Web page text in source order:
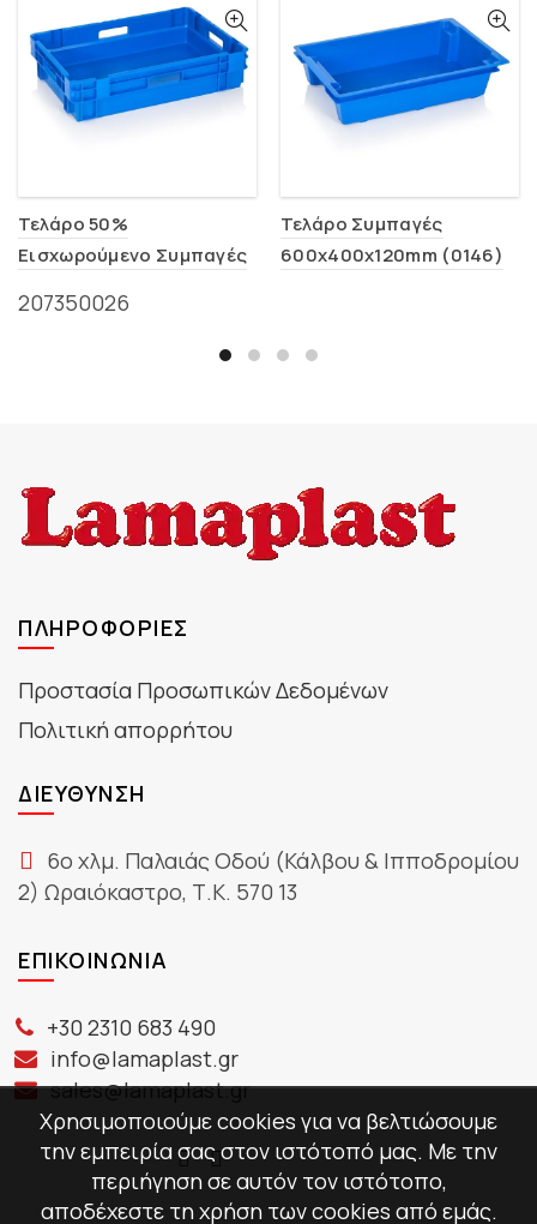
Τελάρο 50%
Εισχωρούμενο Συμπαγές
207350026
Τελάρο Συμπαγές
600x400x120mm (0146)
ΠΛΗΡΟΦΟΡΊΕΣ
Προστασία Προσωπικών Δεδομένων
Πολιτική απορρήτου
ΔΙΕΎΘΥΝΣΗ
6ο χλμ. Παλαιάς Οδού (Κάλβου & Ιπποδρομίου
2) Ωραιόκαστρο, Τ.Κ. 570 13
ΕΠΙΚΟΙΝΩΝΊΑ
+30 2310 683 490
info@lamaplast.gr
sales@lamaplast.gr
Χρησιμοποιούμε cookies για να βελτιώσουμε
την εμπειρία σας στον ιστότοπό μας. Με την
περιήγηση σε αυτόν τον ιστότοπο,
αποδέχεστε τη χρήση των cookies από εμάς.